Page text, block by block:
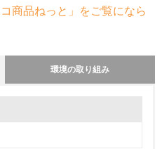
商品ねっと」をご覧になら
環境の取り組み
め、省エネ型設備への更新を推進し